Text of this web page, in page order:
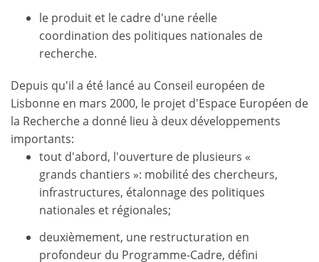
le produit et le cadre d'une réelle
coordination des politiques nationales de
recherche.
Depuis qu'il a été lancé au Conseil européen de
Lisbonne en mars 2000, le projet d'Espace Européen de
la Recherche a donné lieu à deux développements
importants:
tout d'abord, l'ouverture de plusieurs «
grands chantiers »: mobilité des chercheurs,
infrastructures, étalonnage des politiques
nationales et régionales;
deuxièmement, une restructuration en
profondeur du Programme-Cadre, défini